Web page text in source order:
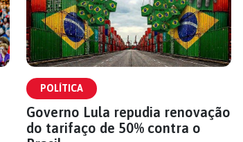
POLÍTICA
Governo Lula repudia renovação
do tarifaço de 50% contra o